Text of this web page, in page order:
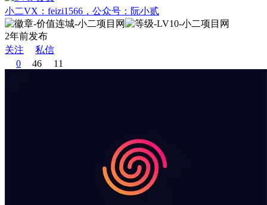
小二VX：feizi1566，公众号：阮小贰
2年前发布
关注
私信
0
46 11